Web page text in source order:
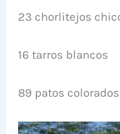
23 chorlitejos
16 tarros blancos
89 patos colorados